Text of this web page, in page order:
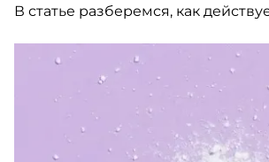
В статье разберемся, как